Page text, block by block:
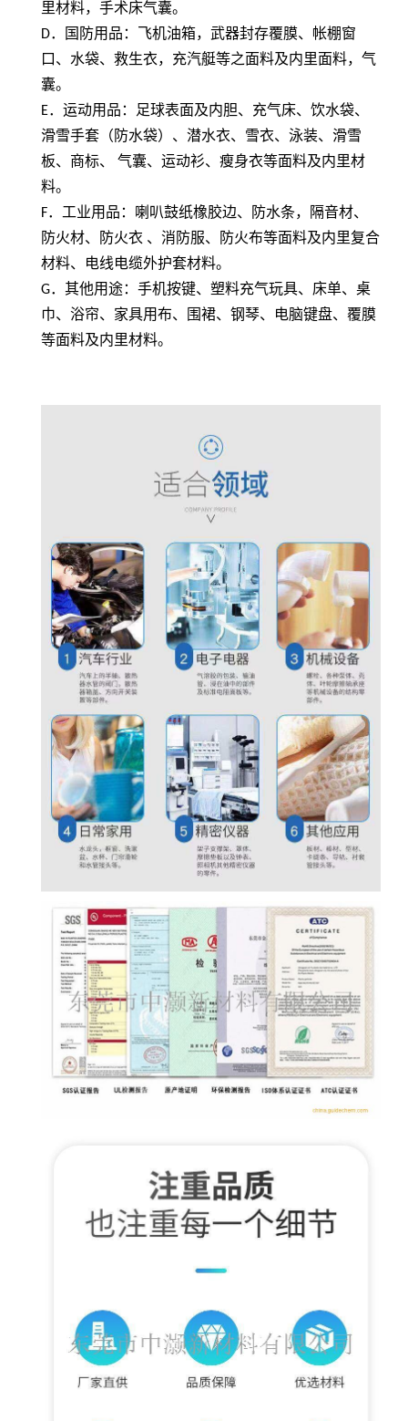
里材料，手术床气囊。
D．国防用品：飞机油箱，武器封存覆膜、帐棚窗
口、水袋、救生衣，充汽艇等之面料及内里面料，气
囊。
E．运动用品：足球表面及内胆、充气床、饮水袋、
滑雪手套（防水袋）、潜水衣、雪衣、泳装、滑雪
板、商标、 气囊、运动衫、瘦身衣等面料及内里材
料。
F．工业用品：喇叭鼓纸橡胶边、防水条，隔音材、
防火材、防火衣 、消防服、防火布等面料及内里复合
材料、电线电缆外护套材料。
G．其他用途：手机按键、塑料充气玩具、床单、桌
巾、浴帘、家具用布、围裙、钢琴、电脑键盘、覆膜
等面料及内里材料。